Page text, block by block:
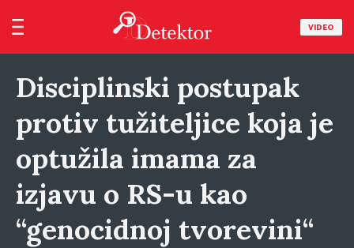
VIDEO
Disciplinski postupak
protiv tužiteljice koja je
optužila imama za
izjavu o RS-u kao
“genocidnoj tvorevini“